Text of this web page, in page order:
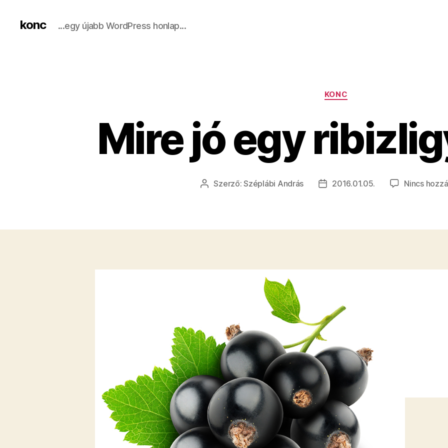
konc ...egy újabb WordPress honlap...
Kategóriák
KONC
Mire jó egy
Bejegyzés
Szerző:Széplábi András
Bejegyzés
2016.01.05. Nincs